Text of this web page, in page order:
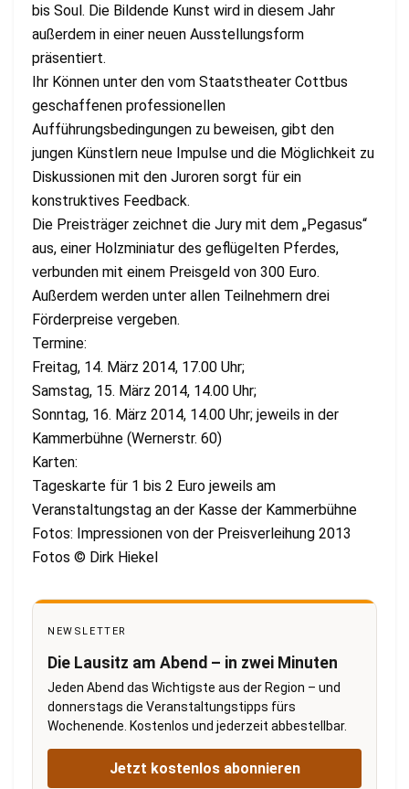
bis Soul. Die Bildende Kunst wird in diesem Jahr
außerdem in einer neuen Ausstellungsform
präsentiert.
Ihr Können unter den vom Staatstheater Cottbus
geschaffenen professionellen
Aufführungsbedingungen zu beweisen, gibt den
jungen Künstlern neue Impulse und die Möglichkeit zu
Diskussionen mit den Juroren sorgt für ein
konstruktives Feedback.
Die Preisträger zeichnet die Jury mit dem „Pegasus“
aus, einer Holzminiatur des geflügelten Pferdes,
verbunden mit einem Preisgeld von 300 Euro.
Außerdem werden unter allen Teilnehmern drei
Förderpreise vergeben.
Termine:
Freitag, 14. März 2014, 17.00 Uhr;
Samstag, 15. März 2014, 14.00 Uhr;
Sonntag, 16. März 2014, 14.00 Uhr; jeweils in der
Kammerbühne (Wernerstr. 60)
Karten:
Tageskarte für 1 bis 2 Euro jeweils am
Veranstaltungstag an der Kasse der Kammerbühne
Fotos: Impressionen von der Preisverleihung 2013
Fotos © Dirk Hiekel
NEWSLETTER
Die Lausitz am Abend – in zwei Minuten
Jeden Abend das Wichtigste aus der Region – und
donnerstags die Veranstaltungstipps fürs
Wochenende. Kostenlos und jederzeit abbestellbar.
Jetzt kostenlos abonnieren